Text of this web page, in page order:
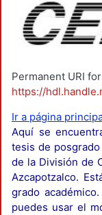
Permanent URI
https://
Ir a página
Aquí se
tesis de
de la División de
Azcapotzalco.
grado
puedes usar el